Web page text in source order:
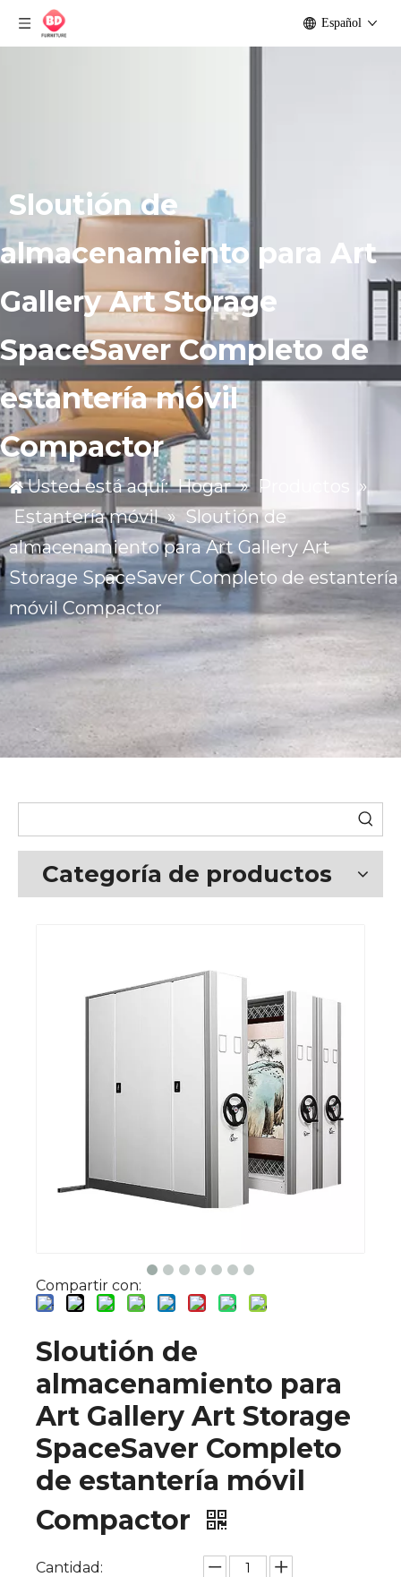
Español
Sloutión de
almacenamiento para Art
Gallery Art Storage
SpaceSaver Completo de
estantería móvil
Compactor
Usted está aquí: Hogar » Productos »
Estantería móvil » Sloutión de
almacenamiento para Art Gallery Art
Storage SpaceSaver Completo de estantería
móvil Compactor
Categoría de productos
Compartir con:
Sloutión de
almacenamiento para
Art Gallery Art Storage
SpaceSaver Completo
de estantería móvil
Compactor
Cantidad: